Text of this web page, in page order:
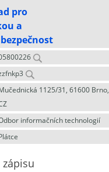
pro
a
1125/31, 61600 Brno,
informačních technologií